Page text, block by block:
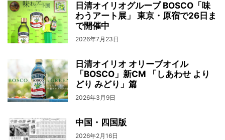
日清オイリオグループ BOSCO「味
わうアート展」 東京・原宿で26日ま
で開催中
2026年7月23日
日清オイリオ オリーブオイル
「BOSCO」新CM 「しあわせ より
どり みどり」篇
2026年3月9日
中国・四国版
2026年2月16日